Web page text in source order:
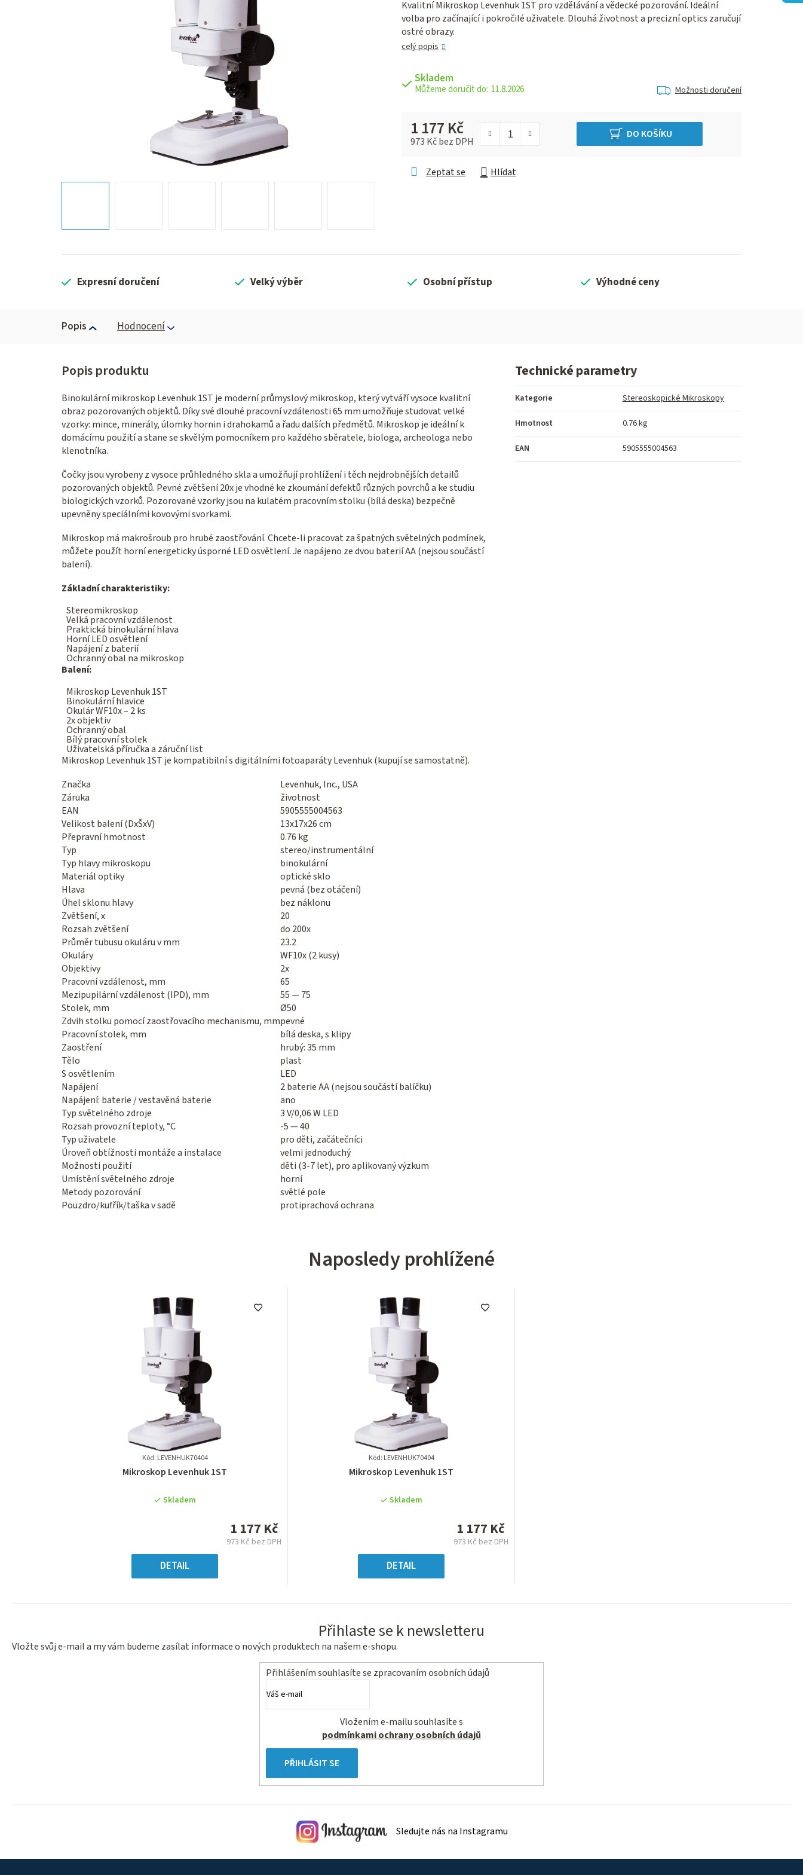
je
0,0
z 5
hvězdiček.
Kvalitní Mikroskop Levenhuk 1ST pro vzdělávání a vědecké pozorování. Ideální
volba pro začínající i pokročilé uživatele. Dlouhá životnost a precizní optics zaručují
ostré obrazy.
celý popis
Skladem
11.8.2026 Možnosti doručení
1 177 Kč
973 Kč bez DPH
DO KOŠÍKU
Zeptat se Hlídat
Expresní doručení Velký výběr Osobní přístup Výhodné ceny
Popis Hodnocení
Binokulární mikroskop Levenhuk 1ST je moderní průmyslový mikroskop, který vytváří vysoce kvalitní
obraz pozorovaných objektů. Díky své dlouhé pracovní vzdálenosti 65 mm umožňuje studovat velké
vzorky: mince, minerály, úlomky hornin i drahokamů a řadu dalších předmětů. Mikroskop je ideální k
domácímu použití a stane se skvělým pomocníkem pro každého sběratele, biologa, archeologa nebo
klenotníka.
Čočky jsou vyrobeny z vysoce průhledného skla a umožňují prohlížení i těch nejdrobnějších detailů
pozorovaných objektů. Pevné zvětšení 20x je vhodné ke zkoumání defektů různých povrchů a ke studiu
biologických vzorků. Pozorované vzorky jsou na kulatém pracovním stolku (bílá deska) bezpečně
upevněny speciálními kovovými svorkami.
Mikroskop má makrošroub pro hrubé zaostřování. Chcete-li pracovat za špatných světelných podmínek,
můžete použít horní energeticky úsporné LED osvětlení. Je napájeno ze dvou baterií AA (nejsou součástí
balení).
Základní charakteristiky:
Stereomikroskop
Velká pracovní vzdálenost
Praktická binokulární hlava
Horní LED osvětlení
Napájení z baterií
Ochranný obal na mikroskop
Balení:
Mikroskop Levenhuk 1ST
Binokulární hlavice
Okulár WF10x – 2 ks
2x objektiv
Ochranný obal
Bílý pracovní stolek
Uživatelská příručka a záruční list
Mikroskop Levenhuk 1ST je kompatibilní s digitálními fotoaparáty Levenhuk (kupují se samostatně).
Značka
Levenhuk, Inc., USA
Záruka
životnost
EAN
5905555004563
Velikost balení (DxŠxV)
13x17x26 cm
Přepravní hmotnost
0.76 kg
Typ
stereo/instrumentální
Typ hlavy mikroskopu
binokulární
Materiál optiky
optické sklo
Hlava
pevná (bez otáčení)
Úhel sklonu hlavy
bez náklonu
Zvětšení, x
20
Rozsah zvětšení
do 200x
Průměr tubusu okuláru v mm
23.2
Okuláry
WF10x (2 kusy)
Objektivy
2x
Pracovní vzdálenost, mm
65
Mezipupilární vzdálenost (IPD), mm
55 — 75
Stolek, mm
Ø50
Zdvih stolku pomocí zaostřovacího mechanismu, mmpevné
Pracovní stolek, mm
bílá deska, s klipy
Zaostření
hrubý: 35 mm
Tělo
plast
S osvětlením
LED
Napájení
2 baterie AA (nejsou součástí balíčku)
Napájení: baterie / vestavěná baterie
ano
Typ světelného zdroje
3 V/0,06 W LED
Rozsah provozní teploty, °C
-5 — 40
Typ uživatele
pro děti, začátečníci
Úroveň obtížnosti montáže a instalace
velmi jednoduchý
Možnosti použití
děti (3-7 let), pro aplikovaný výzkum
Umístění světelného zdroje
horní
Metody pozorování
světlé pole
Pouzdro/kufřík/taška v sadě
protiprachová ochrana
Technické parametry
Kategorie Stereoskopické Mikroskopy
Hmotnost 0.76 kg
EAN 5905555004563
Naposledy prohlížené
Kód: LEVENHUK70404
Průměrné
produktu
5
hvězdiček.
Mikroskop Levenhuk 1ST
Skladem
1 177 Kč
973 Kč bez DPH
DETAIL
Kód: LEVENHUK70404
Průměrné
produktu
5
hvězdiček.
Mikroskop Levenhuk 1ST
Skladem
1 177 Kč
973 Kč bez DPH
DETAIL
Přihlaste se k newsletteru
Vložte svůj e-mail a my vám budeme zasílat informace o nových produktech na našem e-shopu.
Přihlášením souhlasíte se zpracovaním osobních údajů
podmínkami ochrany osobních údajů
PŘIHLÁSIT SE
Sledujte nás na Instagramu